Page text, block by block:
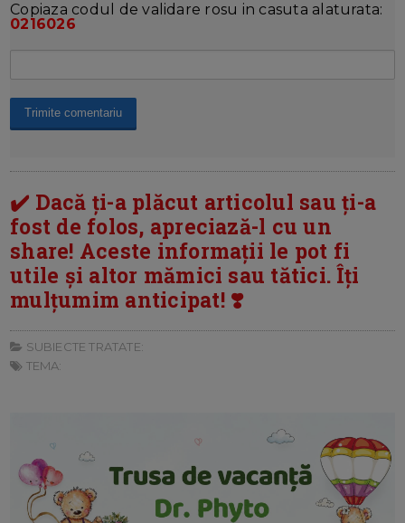
Copiaza codul de validare rosu in casuta alaturata:
0216026
✔️ Dacă ți-a plăcut articolul sau ți-a
fost de folos, apreciază-l cu un
share! Aceste informații le pot fi
utile și altor mămici sau tătici. Îți
mulțumim anticipat! ❣️
SUBIECTE TRATATE:
TEMA: